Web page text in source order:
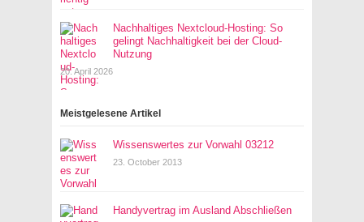
Nachhaltiges Nextcloud-Hosting: So
gelingt Nachhaltigkeit bei der Cloud-
Nutzung
20. April 2026
Meistgelesene Artikel
Wissenswertes zur Vorwahl 03212
23. October 2013
Handyvertrag im Ausland Abschließen